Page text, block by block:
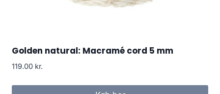
Golden natural: Macramé cord 5 mm
119.00 kr.